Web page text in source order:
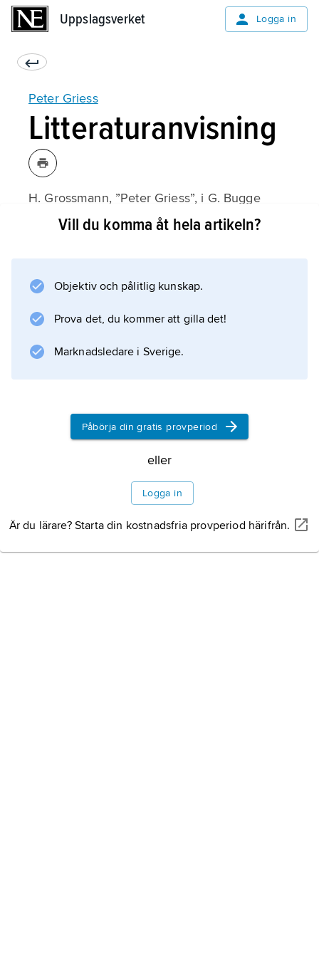
Uppslagsverket Logga in
Peter Griess
Litteraturanvisning
H. Grossmann, ”Peter Griess”, i G. Bugge
(utgivare),
Information om artikeln
Vill du komma åt hela artikeln?
Objektiv och pålitlig kunskap.
Prova det, du kommer att gilla det!
Marknadsledare i Sverige.
Påbörja din gratis provperiod
eller
Logga in
Är du lärare? Starta din kostnadsfria provperiod härifrån.